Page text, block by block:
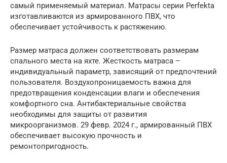
самый применяемый материал. Матрасы серии Perfekta
изготавливаются из армированного ПВХ, что
обеспечивает устойчивость к растяжению.
Размер матраса должен соответствовать размерам
спального места на яхте. Жесткость матраса –
индивидуальный параметр, зависящий от предпочтений
пользователя. Воздухопроницаемость важна для
предотвращения конденсации влаги и обеспечения
комфортного сна. Антибактериальные свойства
необходимы для защиты от развития
микроорганизмов. 29 февр. 2024 г., армированный ПВХ
обеспечивает высокую прочность и
ремонтопригодность.